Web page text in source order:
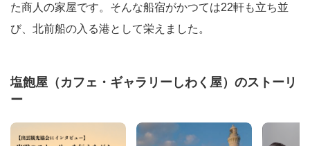
た商人の家屋です。そんな船宿がかつては22軒も立ち並
び、北前船の入る港として栄えました。
塩飽屋（カフェ・ギャラリーしわく屋）のストーリ
ー